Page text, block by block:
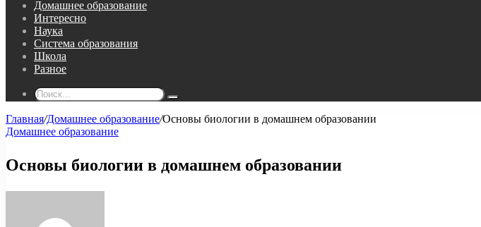
Домашнее образование
Интересно
Наука
Система образования
Школа
Разное
Поиск...
Главная/Домашнее образование/Основы биологии в домашнем образовании
Домашнее образование
Основы биологии в домашнем образовании